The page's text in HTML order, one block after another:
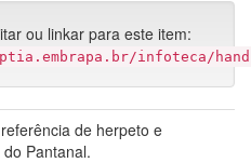
ou linkar para este item:
infoteca/
de herpeto e
Pantanal.